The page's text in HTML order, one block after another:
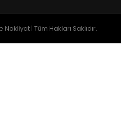
| Tüm Hakları Saklıdır.